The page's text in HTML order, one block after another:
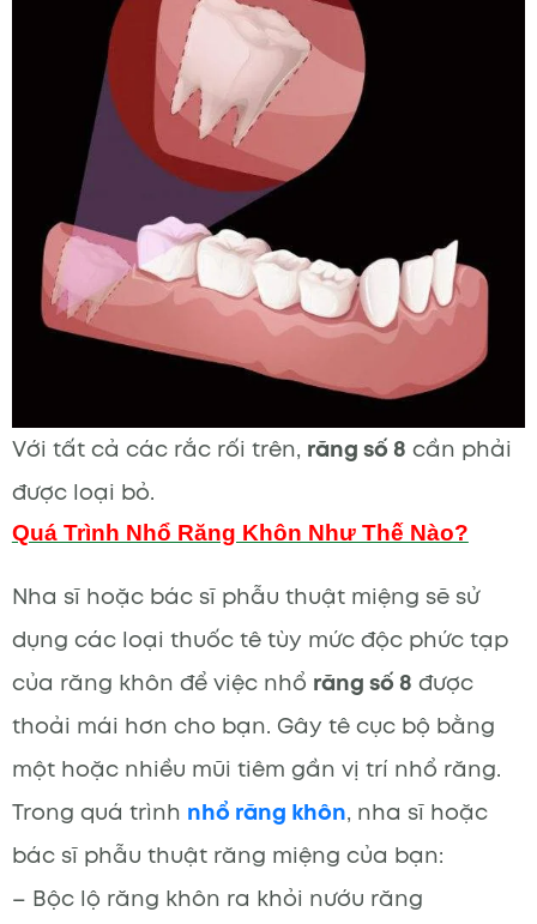
Với tất cả các rắc rối trên, răng số 8 cần phải
được loại bỏ.
Quá Trình Nhổ Răng Khôn Như Thế Nào?
Nha sĩ hoặc bác sĩ phẫu thuật miệng sẽ sử
dụng các loại thuốc tê tùy mức độc phức tạp
của răng khôn để việc nhổ răng số 8 được
thoải mái hơn cho bạn. Gây tê cục bộ bằng
một hoặc nhiều mũi tiêm gần vị trí nhổ răng.
Trong quá trình nhổ răng khôn, nha sĩ hoặc
bác sĩ phẫu thuật răng miệng của bạn:
– Bộc lộ răng khôn ra khỏi nướu răng